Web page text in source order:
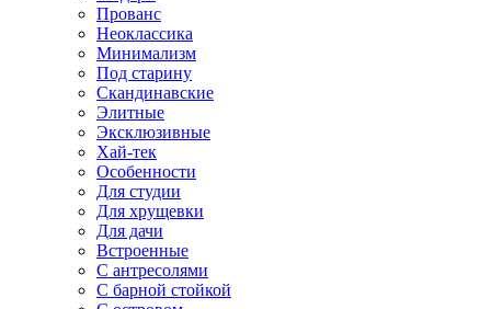
Прованс
Неоклассика
Минимализм
Под старину
Скандинавские
Элитные
Эксклюзивные
Хай-тек
Особенности
Для студии
Для хрущевки
Для дачи
Встроенные
С антресолями
С барной стойкой